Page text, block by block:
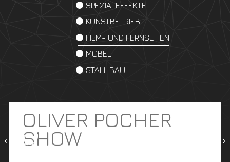
SPEZIALEFFEKTE
KUNSTBETRIEB
FILM- UND FERNSEHEN
MÖBEL
STAHLBAU
OLIVER POCHER
SHOW
‹
vorheriges
projekt
›